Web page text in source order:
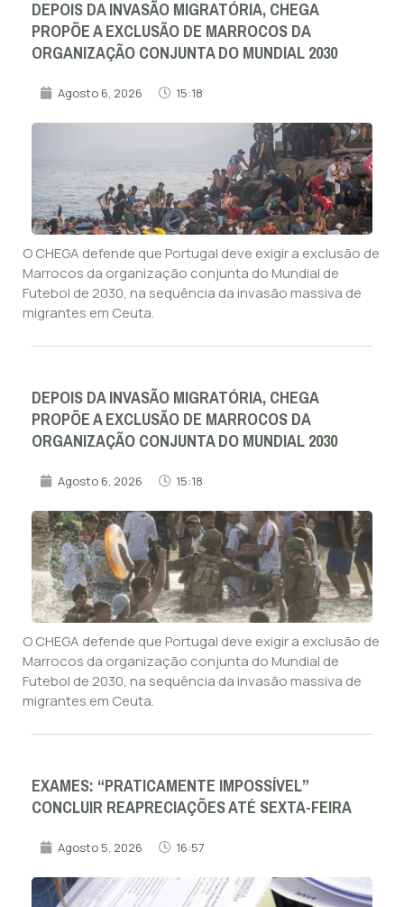
DEPOIS DA INVASÃO MIGRATÓRIA, CHEGA
PROPÕE A EXCLUSÃO DE MARROCOS DA
ORGANIZAÇÃO CONJUNTA DO MUNDIAL 2030
Agosto 6, 2026 15:18
O CHEGA defende que Portugal deve exigir a exclusão de
Marrocos da organização conjunta do Mundial de
Futebol de 2030, na sequência da invasão massiva de
migrantes em Ceuta.
DEPOIS DA INVASÃO MIGRATÓRIA, CHEGA
PROPÕE A EXCLUSÃO DE MARROCOS DA
ORGANIZAÇÃO CONJUNTA DO MUNDIAL 2030
Agosto 6, 2026 15:18
O CHEGA defende que Portugal deve exigir a exclusão de
Marrocos da organização conjunta do Mundial de
Futebol de 2030, na sequência da invasão massiva de
migrantes em Ceuta.
EXAMES: “PRATICAMENTE IMPOSSÍVEL”
CONCLUIR REAPRECIAÇÕES ATÉ SEXTA-FEIRA
Agosto 5, 2026 16:57